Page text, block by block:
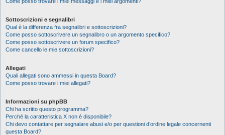
Sottoscrizioni e segnalibri
Qual è la differenza fra segnalibri e sottoscrizioni?
Come posso sottoscrivere un segnalibro o un argomento specifico?
Come posso sottoscrivere un forum specifico?
Come cancello le mie sottoscrizioni?
Allegati
Quali allegati sono ammessi in questa Board?
Come posso trovare i miei allegati?
Informazioni su phpBB
Chi ha scritto questo programma?
Perché la caratteristica X non è disponibile?
Chi devo contattare per segnalare abusi e/o per questioni d’ordine legale concernenti
questa Board?